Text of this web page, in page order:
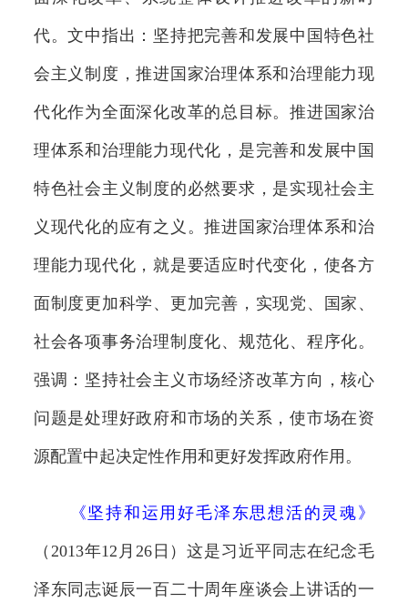
代。文中指出：坚持把完善和发展中国特色社
会主义制度，推进国家治理体系和治理能力现
代化作为全面深化改革的总目标。推进国家治
理体系和治理能力现代化，是完善和发展中国
特色社会主义制度的必然要求，是实现社会主
义现代化的应有之义。推进国家治理体系和治
理能力现代化，就是要适应时代变化，使各方
面制度更加科学、更加完善，实现党、国家、
社会各项事务治理制度化、规范化、程序化。
强调：坚持社会主义市场经济改革方向，核心
问题是处理好政府和市场的关系，使市场在资
源配置中起决定性作用和更好发挥政府作用。
《坚持和运用好毛泽东思想活的灵魂》
（2013年12月26日）这是习近平同志在纪念毛
泽东同志诞辰一百二十周年座谈会上讲话的一